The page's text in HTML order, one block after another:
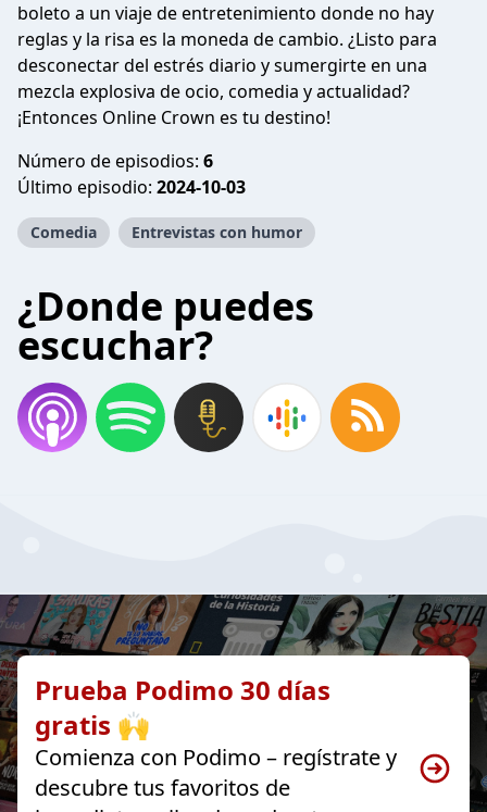
boleto a un viaje de entretenimiento donde no hay
reglas y la risa es la moneda de cambio. ¿Listo para
desconectar del estrés diario y sumergirte en una
mezcla explosiva de ocio, comedia y actualidad?
¡Entonces Online Crown es tu destino!
Número de episodios: 6
Último episodio: 2024-10-03
Comedia Entrevistas con humor
¿Donde puedes
escuchar?
Prueba Podimo 30 días
gratis 🙌
Comienza con Podimo – regístrate y
descubre tus favoritos de